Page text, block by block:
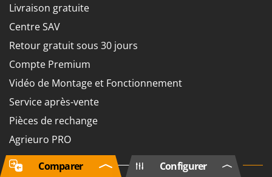
Livraison gratuite
Centre SAV
Retour gratuit sous 30 jours
Compte Premium
Vidéo de Montage et Fonctionnement
Service après-vente
Pièces de rechange
Agrieuro PRO
Configurer
Comparer